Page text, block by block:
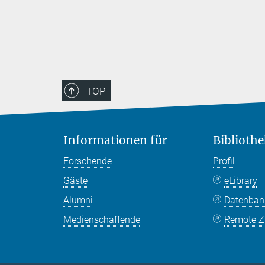
TOP
Informationen für
Forschende
Gäste
Alumni
Medienschaffende
Profil
eLibrary
Remote